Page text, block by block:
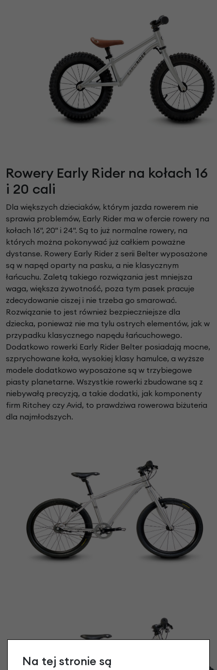
Rowery Early Rider na kołach 16
i 20 cali
Dla większych dzieciaków, którym jazda rowerem nie
sprawia problemów, Early Rider ma w ofercie rowery na
kołach 16", 20" i 24". Są to już normalne rowery, na
których można pokonywać już całkiem poważne
dystanse. Rowery Early Rider z serii Belter wyposażone
są w napęd oparty na pasku, a nie klasycznym
łańcuchu. Zaletą takiego rozwiązania jest mniejsza
waga, większa żywotność, poza tym pasek pracuje
zdecydowanie ciszej i nie trzeba go smarować.
Rozwiązanie to jest również bezpieczniejsze dla
dziecka, ponieważ nie ma tylu ostrych elementów, jak w
przypadku klasycznego napędu łańcuchowego.
Dodatkowo rowerki Early Rider Belter posiadają mocne,
szprychowane koła, wysokiej klasy hamulce, a wyższe
modele dodatkowo wyposażone są w trzybiegowe
piasty planetarne. Wszystkie rowerki zbudowane są z
niebywałą precyzją, a takie dodatki, jak komponenty
firm Ritchey czy Avid, to prawdziwa rowerowa biżuteria
dla najmłodszych.
Na tej stronie są